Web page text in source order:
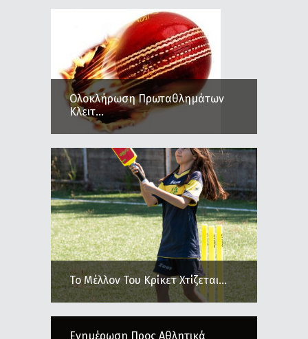
Ολοκλήρωση Πρωταθλημάτων
Κλειτ...
Το Μέλλον Του Κρίκετ Χτίζεται...
Ενημέρωση Προς Αθλητικά